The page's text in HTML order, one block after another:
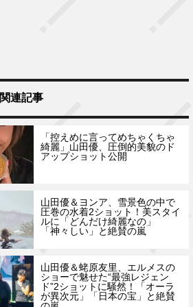
関連記事
「控えめに言ってめちゃくちゃ
綺麗」山田優、圧倒的美貌のド
アップショット公開
山田優＆ヨンア、雪景色の中で
圧巻の水着2ショット！美スタイ
ルに「どんだけ綺麗なの」
「神々しい」と絶賛の嵐
山田優＆蛯原友里、エルメスの
ショーで魅せた“最強レジェン
ド”2ショットに騒然！「オーラ
が異次元」「日本の宝」と絶賛